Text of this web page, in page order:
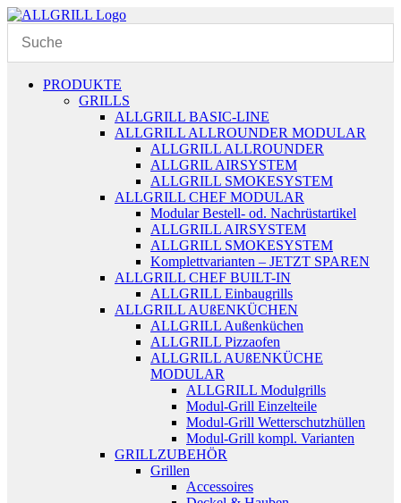
Zum
springen
PRODUKTE
GRILLS
ALLGRILL BASIC-LINE
ALLGRILL ALLROUNDER MODULAR
ALLGRILL ALLROUNDER
ALLGRIL AIRSYSTEM
ALLGRILL SMOKESYSTEM
ALLGRILL CHEF MODULAR
Modular Bestell- od. Nachrüstartikel
ALLGRILL AIRSYSTEM
ALLGRILL SMOKESYSTEM
Komplettvarianten – JETZT SPAREN
ALLGRILL CHEF BUILT-IN
ALLGRILL Einbaugrills
ALLGRILL AUßENKÜCHEN
ALLGRILL Außenküchen
ALLGRILL Pizzaofen
ALLGRILL AUßENKÜCHE
MODULAR
ALLGRILL Modulgrills
Modul-Grill Einzelteile
Modul-Grill Wetterschutzhüllen
Modul-Grill kompl. Varianten
GRILLZUBEHÖR
Grillen
Accessoires